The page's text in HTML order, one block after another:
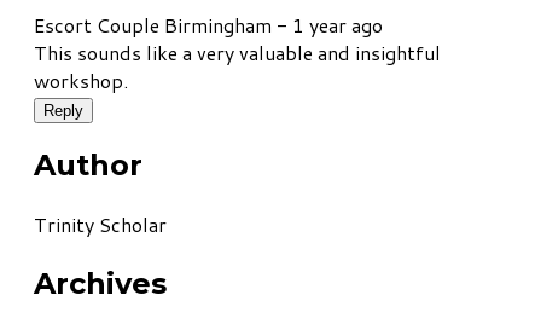
Escort Couple Birmingham - 1 year ago
This sounds like a very valuable and insightful
workshop.
Reply
Author
Trinity Scholar
Archives